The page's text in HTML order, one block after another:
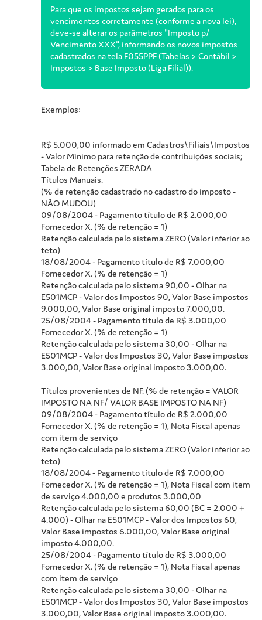
Para que os impostos sejam gerados para os
vencimentos corretamente (conforme a nova lei),
deve-se alterar os parâmetros "Imposto p/
Vencimento XXX", informando os novos impostos
cadastrados na tela F055PPF (Tabelas > Contábil >
Impostos > Base Imposto (Liga Filial)).
Exemplos:
R$ 5.000,00 informado em Cadastros\Filiais\Impostos
- Valor Mínimo para retenção de contribuições sociais;
Tabela de Retenções ZERADA
Títulos Manuais.
(% de retenção cadastrado no cadastro do imposto -
NÃO MUDOU)
09/08/2004 - Pagamento título de R$ 2.000,00
Fornecedor X. (% de retenção = 1)
Retenção calculada pelo sistema ZERO (Valor inferior ao
teto)
18/08/2004 - Pagamento título de R$ 7.000,00
Fornecedor X. (% de retenção = 1)
Retenção calculada pelo sistema 90,00 - Olhar na
E501MCP - Valor dos Impostos 90, Valor Base impostos
9.000,00, Valor Base original imposto 7.000,00.
25/08/2004 - Pagamento título de R$ 3.000,00
Fornecedor X. (% de retenção = 1)
Retenção calculada pelo sistema 30,00 - Olhar na
E501MCP - Valor dos Impostos 30, Valor Base impostos
3.000,00, Valor Base original imposto 3.000,00.
Títulos provenientes de NF. (% de retenção = VALOR
IMPOSTO NA NF/ VALOR BASE IMPOSTO NA NF)
09/08/2004 - Pagamento título de R$ 2.000,00
Fornecedor X. (% de retenção = 1), Nota Fiscal apenas
com item de serviço
Retenção calculada pelo sistema ZERO (Valor inferior ao
teto)
18/08/2004 - Pagamento título de R$ 7.000,00
Fornecedor X. (% de retenção = 1), Nota Fiscal com item
de serviço 4.000,00 e produtos 3.000,00
Retenção calculada pelo sistema 60,00 (BC = 2.000 +
4.000) - Olhar na E501MCP - Valor dos Impostos 60,
Valor Base impostos 6.000,00, Valor Base original
imposto 4.000,00.
25/08/2004 - Pagamento título de R$ 3.000,00
Fornecedor X. (% de retenção = 1), Nota Fiscal apenas
com item de serviço
Retenção calculada pelo sistema 30,00 - Olhar na
E501MCP - Valor dos Impostos 30, Valor Base impostos
3.000,00, Valor Base original imposto 3.000,00.